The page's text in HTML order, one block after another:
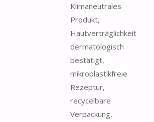
Klimaneutrales
Produkt,
Hautverträglichkeit
dermatologisch
bestätigt,
mikroplastikfreie
Rezeptur,
recycelbare
Verpackung,